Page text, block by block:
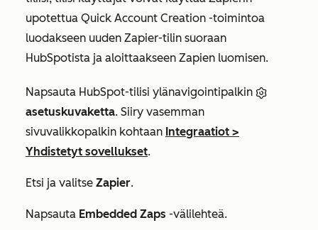
upotettua Quick Account Creation -toimintoa
luodakseen uuden Zapier-tilin suoraan
HubSpotista ja aloittaakseen Zapien luomisen.
Napsauta HubSpot-tilisi ylänavigointipalkin
asetuskuvaketta. Siiry vasemman
sivuvalikkopalkin kohtaan Integraatiot >
Yhdistetyt sovellukset.
Etsi ja valitse Zapier.
Napsauta Embedded Zaps -välilehteä.